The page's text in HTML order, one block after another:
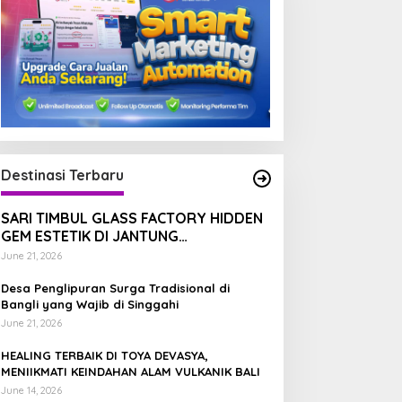
TERBAIK DI TOYA
MENIIKMATI
ALAM VULKANIK
DANAU BATUR TEMPAT
Destinasi Terbaru
SARI TIMBUL GLASS FACTORY HIDDEN
GEM ESTETIK DI JANTUNG
TEGALALANG, BALI
June 21, 2026
Desa Penglipuran Surga Tradisional di
Bangli yang Wajib di Singgahi
June 21, 2026
HEALING TERBAIK DI TOYA DEVASYA,
MENIIKMATI KEINDAHAN ALAM VULKANIK BALI
June 14, 2026